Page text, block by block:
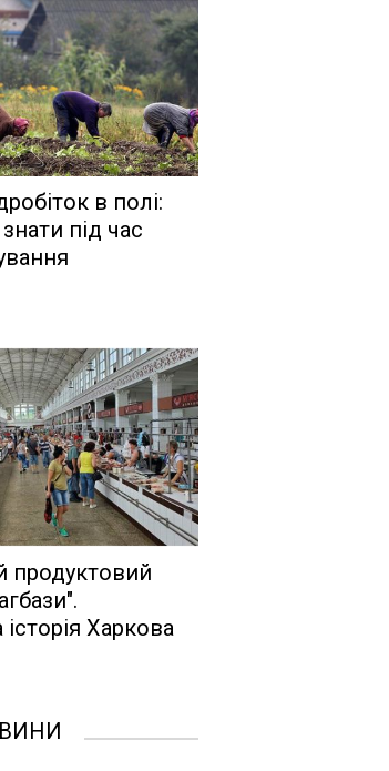
в полі:
під час
продуктовий
Харкова